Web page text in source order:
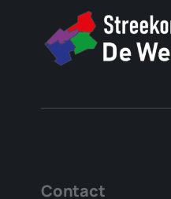
Contact